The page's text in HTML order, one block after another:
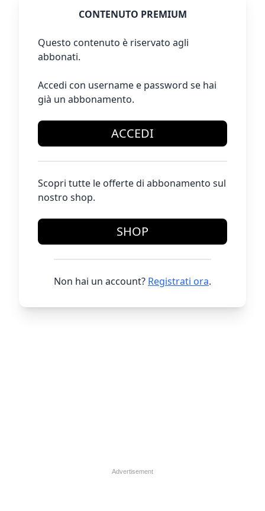
CONTENUTO PREMIUM
Questo contenuto è riservato agli
abbonati.
Accedi con username e password se hai
già un abbonamento.
ACCEDI
Scopri tutte le offerte di abbonamento sul
nostro shop.
SHOP
Non hai un account? Registrati ora.